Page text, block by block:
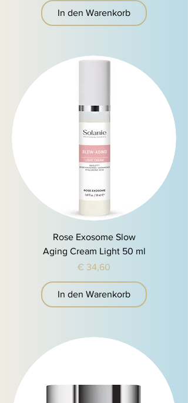
In den Warenkorb
Rose Exosome Slow
Aging Cream Light 50 ml
Preis
€ 34,60
In den Warenkorb